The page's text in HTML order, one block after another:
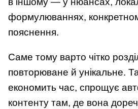
формулюваннях,
пояснення.
Саме тому варто чітко
повторюване й унікальне.
економить час, спрощує
контенту там, де вона